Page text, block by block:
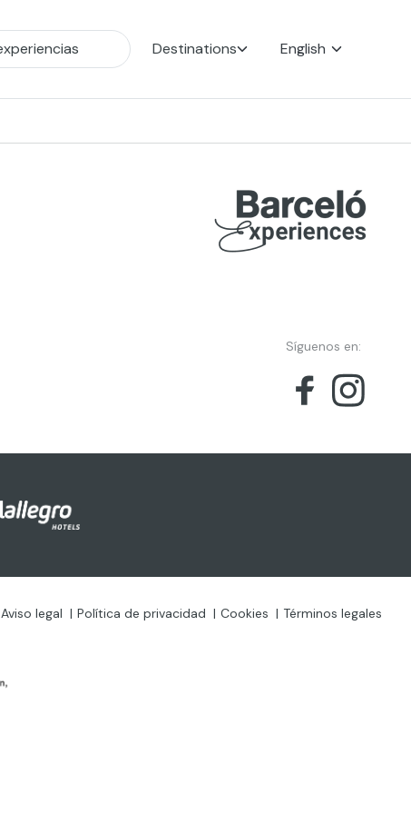
Destinations English
Síguenos en:
Aviso legal Política de privacidad Cookies Términos legales